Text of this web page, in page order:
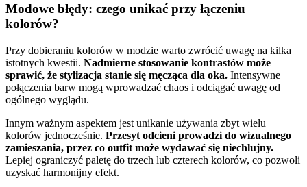
Modowe błędy: czego unikać przy łączeniu
kolorów?
Przy dobieraniu kolorów w modzie warto zwrócić uwagę na kilka
istotnych kwestii. Nadmierne stosowanie kontrastów może
sprawić, że stylizacja stanie się męcząca dla oka. Intensywne
połączenia barw mogą wprowadzać chaos i odciągać uwagę od
ogólnego wyglądu.
Innym ważnym aspektem jest unikanie używania zbyt wielu
kolorów jednocześnie. Przesyt odcieni prowadzi do wizualnego
zamieszania, przez co outfit może wydawać się niechlujny.
Lepiej ograniczyć paletę do trzech lub czterech kolorów, co pozwoli
uzyskać harmonijny efekt.